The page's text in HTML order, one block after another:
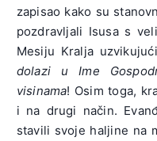
zapisao kako su
pozdravljali Isusa s
Mesiju Kralja
dolazi u Ime
visinama! Osim toga,
i na drugi način.
stavili svoje haljine na